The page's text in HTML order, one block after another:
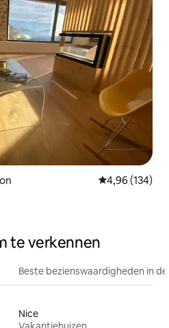
Gemiddelde
4,96 (134)
te verkennen
Beste bezienswaardigheden in
Nice